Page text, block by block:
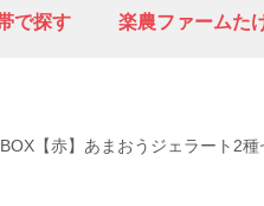
で探す 楽農ファームた
【赤】あまおうジェラート2